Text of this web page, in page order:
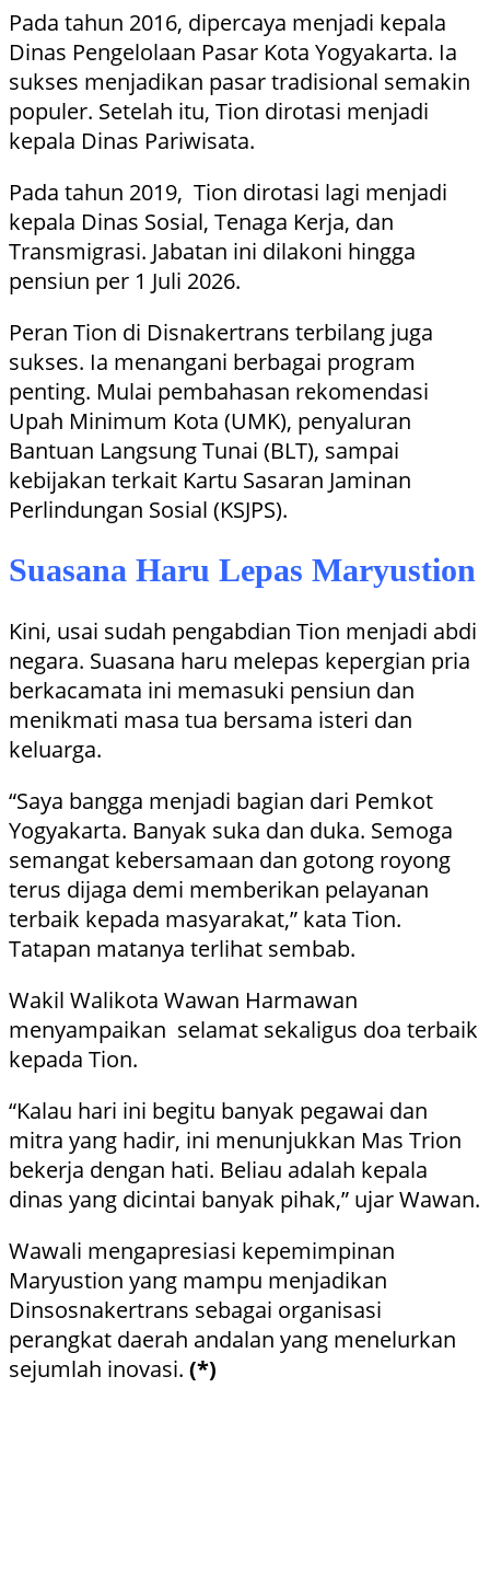
Pada tahun 2016, dipercaya menjadi kepala
Dinas Pengelolaan Pasar Kota Yogyakarta. Ia
sukses menjadikan pasar tradisional semakin
populer. Setelah itu, Tion dirotasi menjadi
kepala Dinas Pariwisata.
Pada tahun 2019, Tion dirotasi lagi menjadi
kepala Dinas Sosial, Tenaga Kerja, dan
Transmigrasi. Jabatan ini dilakoni hingga
pensiun per 1 Juli 2026.
Peran Tion di Disnakertrans terbilang juga
sukses. Ia menangani berbagai program
penting. Mulai pembahasan rekomendasi
Upah Minimum Kota (UMK), penyaluran
Bantuan Langsung Tunai (BLT), sampai
kebijakan terkait Kartu Sasaran Jaminan
Perlindungan Sosial (KSJPS).
Suasana Haru Lepas Maryustion
Kini, usai sudah pengabdian Tion menjadi abdi
negara. Suasana haru melepas kepergian pria
berkacamata ini memasuki pensiun dan
menikmati masa tua bersama isteri dan
keluarga.
“Saya bangga menjadi bagian dari Pemkot
Yogyakarta. Banyak suka dan duka. Semoga
semangat kebersamaan dan gotong royong
terus dijaga demi memberikan pelayanan
terbaik kepada masyarakat,” kata Tion.
Tatapan matanya terlihat sembab.
Wakil Walikota Wawan Harmawan
menyampaikan selamat sekaligus doa terbaik
kepada Tion.
“Kalau hari ini begitu banyak pegawai dan
mitra yang hadir, ini menunjukkan Mas Trion
bekerja dengan hati. Beliau adalah kepala
dinas yang dicintai banyak pihak,” ujar Wawan.
Wawali mengapresiasi kepemimpinan
Maryustion yang mampu menjadikan
Dinsosnakertrans sebagai organisasi
perangkat daerah andalan yang menelurkan
sejumlah inovasi. (*)